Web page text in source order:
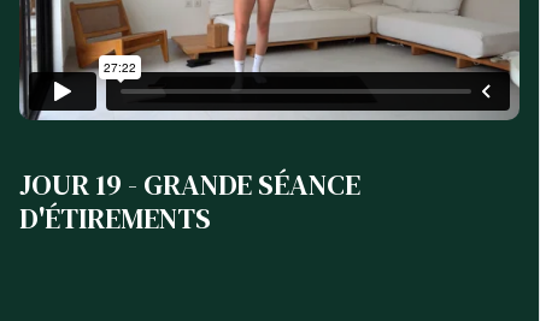
JOUR 19 - GRANDE SÉANCE
D'ÉTIREMENTS